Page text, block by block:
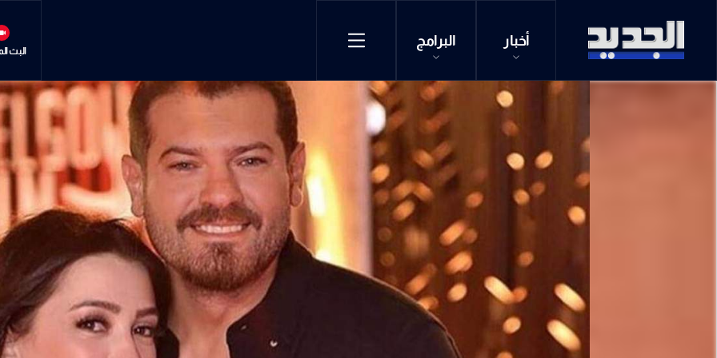
أخبار البرامج
البث